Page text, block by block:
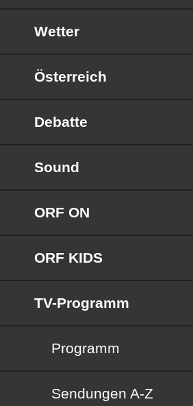
Wetter
Österreich
Debatte
Sound
ORF ON
ORF KIDS
TV-Programm
Programm
Sendungen von A bis
Sendungen A-Z